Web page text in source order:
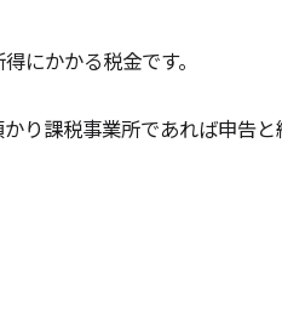
にかかる税金です。
り課税事業所であれば申告